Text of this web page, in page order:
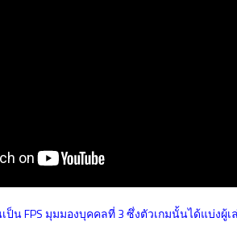
ป็น FPS มุมมองบุคคลที่ 3 ซึ่งตัวเกมนั้นได้แบ่งผู้